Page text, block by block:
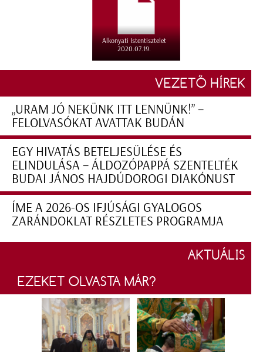
Alkonyati Istentisztelet
2020.07.19.
VEZETŐ HÍREK
„URAM JÓ NEKÜNK ITT LENNÜNK!” –
FELOLVASÓKAT AVATTAK BUDÁN
EGY HIVATÁS BETELJESÜLÉSE ÉS
ELINDULÁSA – ÁLDOZÓPAPPÁ SZENTELTÉK
BUDAI JÁNOS HAJDÚDOROGI DIAKÓNUST
ÍME A 2026-OS IFJÚSÁGI GYALOGOS
ZARÁNDOKLAT RÉSZLETES PROGRAMJA
AKTUÁLIS
EZEKET OLVASTA MÁR?